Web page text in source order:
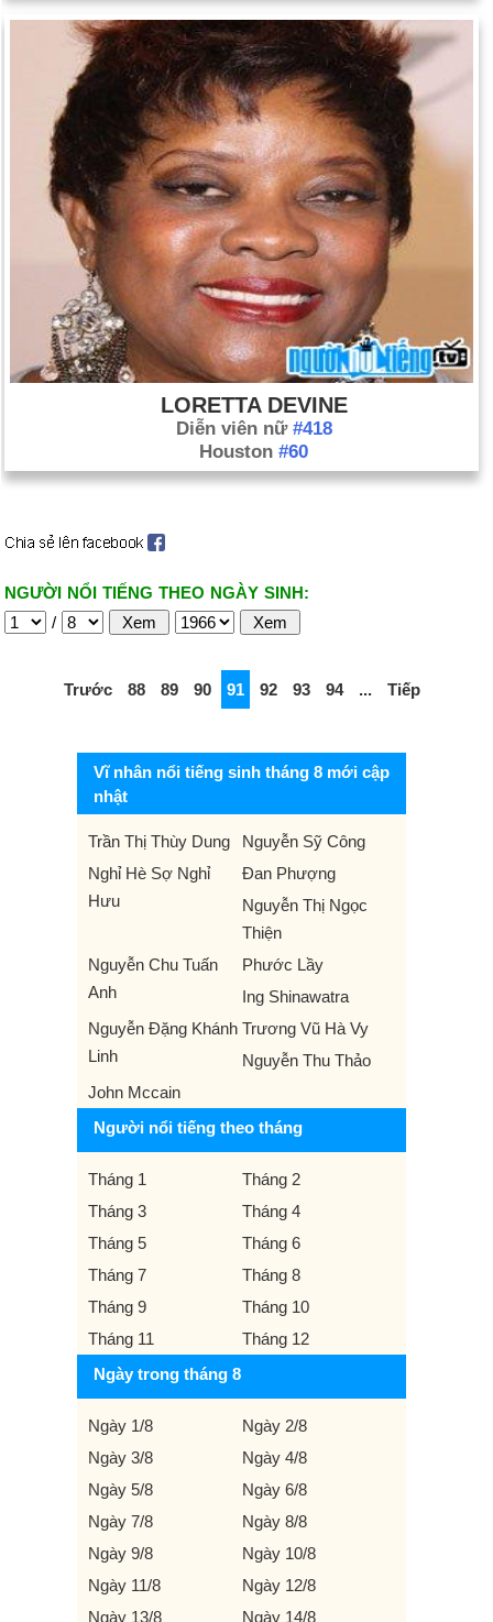
LORETTA DEVINE
Diễn viên nữ #418
Houston #60
NGƯỜI NỔI TIẾNG THEO NGÀY SINH:
/
Trước 88 89 90 91 92 93 94 ... Tiếp
Vĩ nhân nổi tiếng sinh tháng 8 mới cập
nhật
Trần Thị Thùy Dung
Nguyễn Sỹ Công
Nghỉ Hè Sợ Nghỉ
Hưu
Đan Phượng
Nguyễn Thị Ngọc
Thiện
Nguyễn Chu Tuấn
Anh
Phước Lầy
Ing Shinawatra
Nguyễn Đặng Khánh
Linh
Trương Vũ Hà Vy
Nguyễn Thu Thảo
John Mccain
Người nổi tiếng theo tháng
Tháng 1
Tháng 2
Tháng 3
Tháng 4
Tháng 5
Tháng 6
Tháng 7
Tháng 8
Tháng 9
Tháng 10
Tháng 11
Tháng 12
Ngày trong tháng 8
Ngày 1/8
Ngày 2/8
Ngày 3/8
Ngày 4/8
Ngày 5/8
Ngày 6/8
Ngày 7/8
Ngày 8/8
Ngày 9/8
Ngày 10/8
Ngày 11/8
Ngày 12/8
Ngày 13/8
Ngày 14/8